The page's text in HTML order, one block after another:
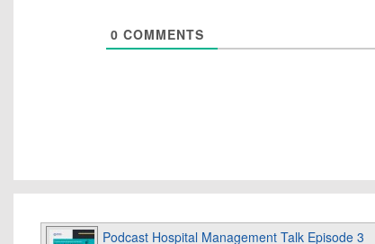
0 COMMENTS
Podcast Hospital Management Talk Episode 3